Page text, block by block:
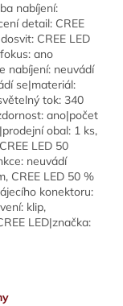
nabíjení:
detail: CREE
CREE LED
ano
nabíjení: neuvádí
se|materiál:
tok: 340
ano|počet
obal: 1 ks,
LED 50
neuvádí
CREE LED 50 %
konektoru:
klip,
LED|značka: